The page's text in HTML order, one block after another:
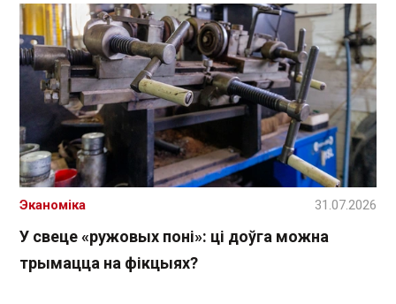
У свеце «ружовых поні»: ці доўга можна
трымацца на фікцыях?
Эканоміка 31.07.2026